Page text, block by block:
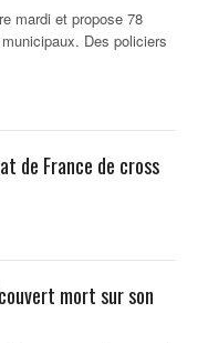
mardi et propose 78
Des policiers
de France de cross
mort sur son